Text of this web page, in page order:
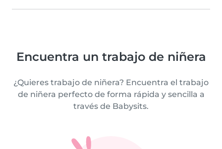
Encuentra un trabajo de niñera
¿Quieres trabajo de niñera? Encuentra el trabajo
de niñera perfecto de forma rápida y sencilla a
través de Babysits.